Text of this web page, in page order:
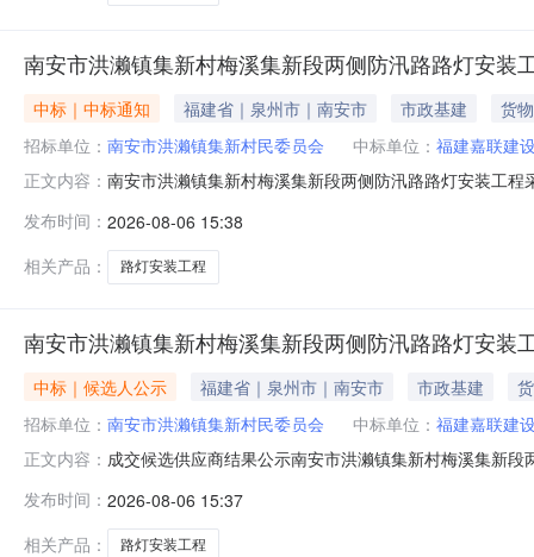
南安市洪濑镇集新村梅溪集新段两侧防汛路路灯安装
中标｜中标通知 福建省｜泉州市｜南安市 市政基建
货物
招标单位： 南安市洪濑镇集新村民委员会 中标单位： 福建嘉联建
正文内容： 南安市洪濑镇集新村梅溪集新段两侧防汛路路灯安装工
采购项目抽取时间2026年08月05日09时30分发包人南
嘉联建设有限公司
发布时间： 2026-08-06 15:38
相关产品：
路灯安装工程
南安市洪濑镇集新村梅溪集新段两侧防汛路路灯安装
中标｜候选人公示 福建省｜泉州市｜南安市 市政基建
招标单位： 南安市洪濑镇集新村民委员会 中标单位： 福建嘉联建
正文内容： 成交候选供应商结果公示南安市洪濑镇集新村梅溪集新
新村民委员会工程建设地点南安市洪濑镇溪霞村联系电
朗建筑工
发布时间： 2026-08-06 15:37
相关产品：
路灯安装工程